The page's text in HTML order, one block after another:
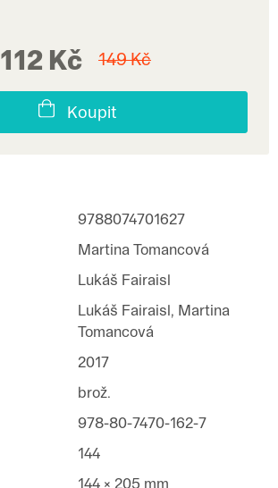
149 Kč
112 Kč
Koupit
9788074701627
Martina Tomancová
Lukáš Fairaisl
Lukáš Fairaisl, Martina
Tomancová
2017
brož.
978-80-7470-162-7
144
144 × 205 mm